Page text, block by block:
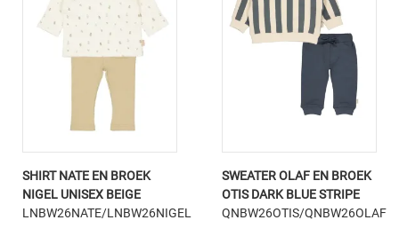
SHIRT NATE EN BROEK
NIGEL UNISEX BEIGE
LNBW26NATE/LNBW26NIGEL
SWEATER OLAF EN BROEK
OTIS DARK BLUE STRIPE
QNBW26OTIS/QNBW26OLAF